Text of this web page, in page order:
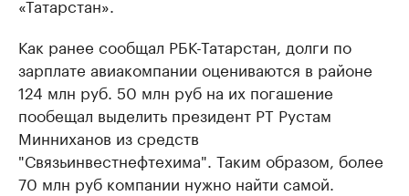
«Татарстан».
Как ранее сообщал РБК-Татарстан, долги по
зарплате авиакомпании оцениваются в районе
124 млн руб. 50 млн руб на их погашение
пообещал выделить президент РТ Рустам
Минниханов из средств
"Связьинвестнефтехима". Таким образом, более
70 млн руб компании нужно найти самой.